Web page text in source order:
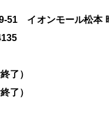
51 イオンモール松本
了）
了）